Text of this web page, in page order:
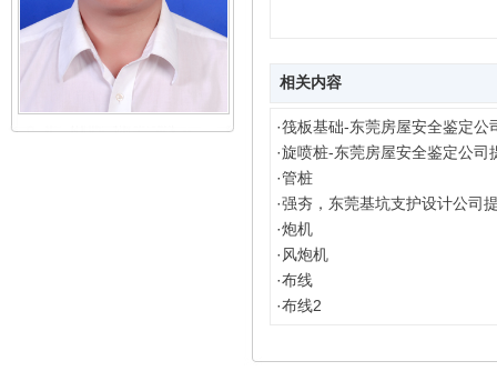
相关内容
·筏板基础-东莞房屋安全鉴定公
·旋喷桩-东莞房屋安全鉴定公司
·管桩
·强夯，东莞基坑支护设计公司
·炮机
· 风炮机
·布线
·布线2